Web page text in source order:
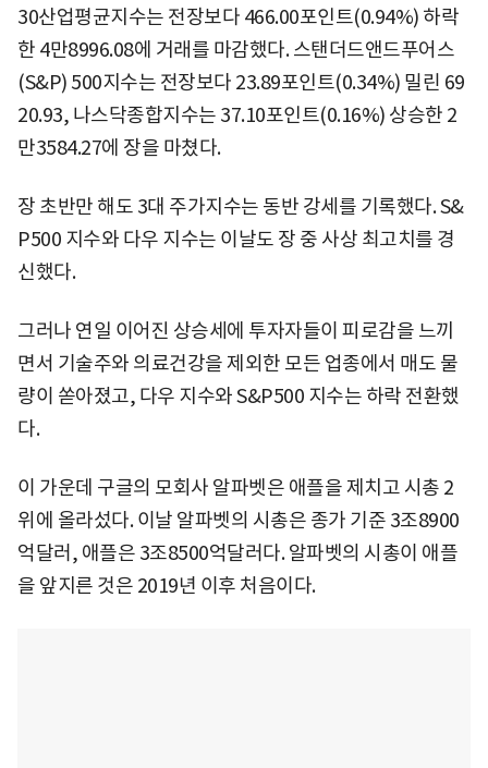
30산업평균지수는 전장보다 466.00포인트(0.94%) 하락
한 4만8996.08에 거래를 마감했다. 스탠더드앤드푸어스
(S&P) 500지수는 전장보다 23.89포인트(0.34%) 밀린 69
20.93, 나스닥종합지수는 37.10포인트(0.16%) 상승한 2
만3584.27에 장을 마쳤다.
장 초반만 해도 3대 주가지수는 동반 강세를 기록했다. S&
P500 지수와 다우 지수는 이날도 장 중 사상 최고치를 경
신했다.
그러나 연일 이어진 상승세에 투자자들이 피로감을 느끼
면서 기술주와 의료건강을 제외한 모든 업종에서 매도 물
량이 쏟아졌고, 다우 지수와 S&P500 지수는 하락 전환했
다.
이 가운데 구글의 모회사 알파벳은 애플을 제치고 시총 2
위에 올라섰다. 이날 알파벳의 시총은 종가 기준 3조8900
억달러, 애플은 3조8500억달러다. 알파벳의 시총이 애플
을 앞지른 것은 2019년 이후 처음이다.